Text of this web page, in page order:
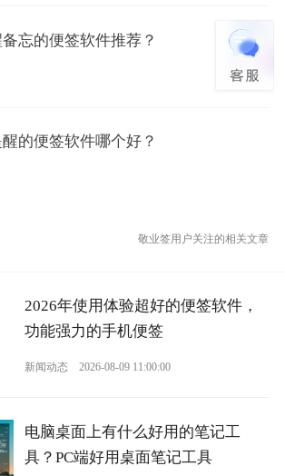
忘的便签软件推荐？
的便签软件哪个好？
敬业签用户关注的相关文章
2026年使用体验超好的便签软件，
功能强力的手机便签
新闻动态 2026-08-09 11:00:00
电脑桌面上有什么好用的笔记工
具？PC端好用桌面笔记工具